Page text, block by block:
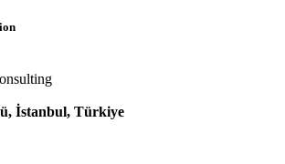
İstanbul, Türkiye